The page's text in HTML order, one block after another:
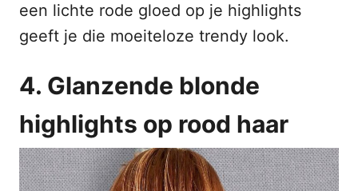
een lichte rode gloed op je highlights
geeft je die moeiteloze trendy look.
4. Glanzende blonde
highlights op rood haar